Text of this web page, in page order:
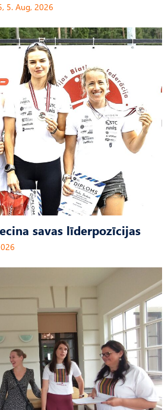
5. Aug, 2026
savas līderpozīcijas